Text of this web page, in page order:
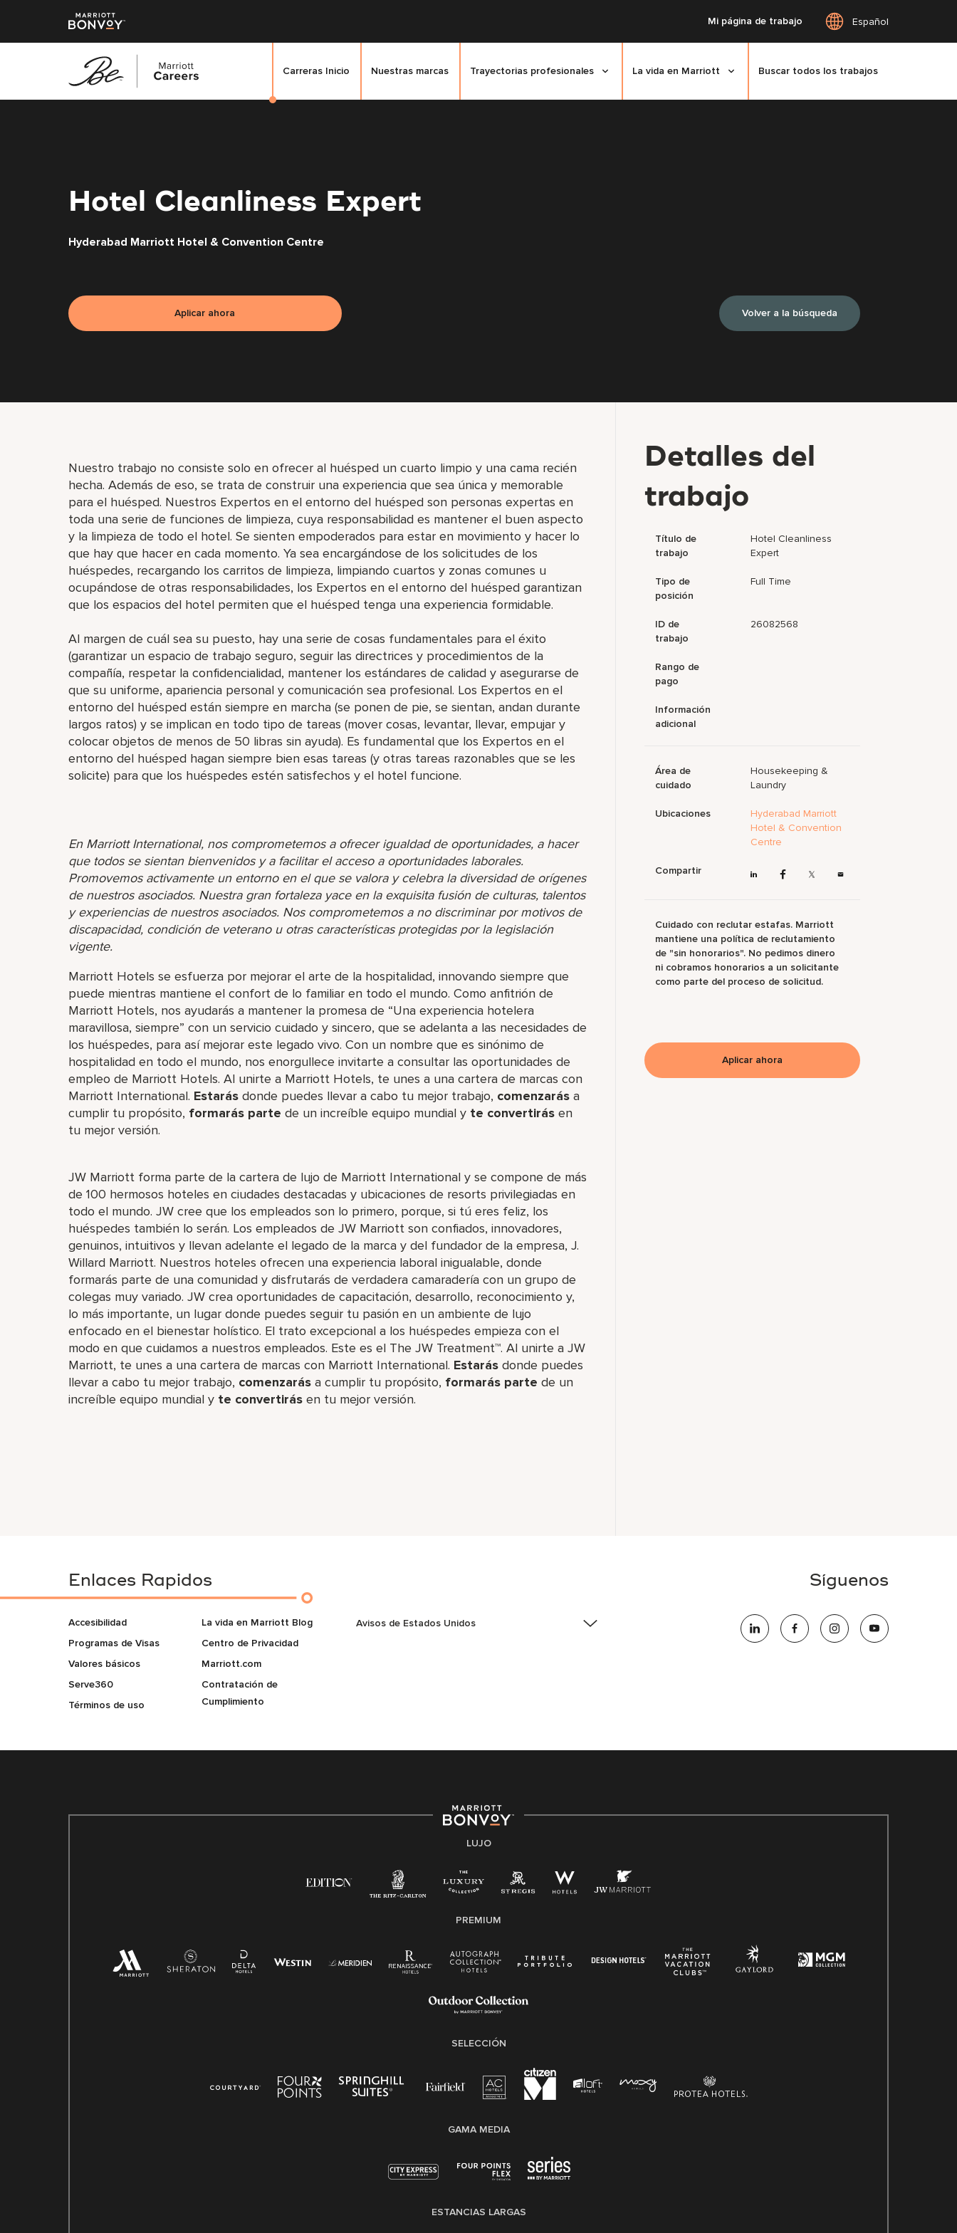
Mi página de trabajo Español
Carreras Inicio Nuestras marcas Trayectorias profesionales La vida en Marriott Buscar todos los trabajos
Hotel Cleanliness Expert
Hyderabad Marriott Hotel & Convention Centre
Aplicar ahora Volver a la búsqueda
Nuestro trabajo no consiste solo en ofrecer al huésped un cuarto limpio y una cama recién
hecha. Además de eso, se trata de construir una experiencia que sea única y memorable
para el huésped. Nuestros Expertos en el entorno del huésped son personas expertas en
toda una serie de funciones de limpieza, cuya responsabilidad es mantener el buen aspecto
y la limpieza de todo el hotel. Se sienten empoderados para estar en movimiento y hacer lo
que hay que hacer en cada momento. Ya sea encargándose de los solicitudes de los
huéspedes, recargando los carritos de limpieza, limpiando cuartos y zonas comunes u
ocupándose de otras responsabilidades, los Expertos en el entorno del huésped garantizan
que los espacios del hotel permiten que el huésped tenga una experiencia formidable.
Al margen de cuál sea su puesto, hay una serie de cosas fundamentales para el éxito
(garantizar un espacio de trabajo seguro, seguir las directrices y procedimientos de la
compañía, respetar la confidencialidad, mantener los estándares de calidad y asegurarse de
que su uniforme, apariencia personal y comunicación sea profesional. Los Expertos en el
entorno del huésped están siempre en marcha (se ponen de pie, se sientan, andan durante
largos ratos) y se implican en todo tipo de tareas (mover cosas, levantar, llevar, empujar y
colocar objetos de menos de 50 libras sin ayuda). Es fundamental que los Expertos en el
entorno del huésped hagan siempre bien esas tareas (y otras tareas razonables que se les
solicite) para que los huéspedes estén satisfechos y el hotel funcione.
En Marriott International, nos comprometemos a ofrecer igualdad de oportunidades, a hacer
que todos se sientan bienvenidos y a facilitar el acceso a oportunidades laborales.
Promovemos activamente un entorno en el que se valora y celebra la diversidad de orígenes
de nuestros asociados. Nuestra gran fortaleza yace en la exquisita fusión de culturas, talentos
y experiencias de nuestros asociados. Nos comprometemos a no discriminar por motivos de
discapacidad, condición de veterano u otras características protegidas por la legislación
vigente.
Marriott Hotels se esfuerza por mejorar el arte de la hospitalidad, innovando siempre que
puede mientras mantiene el confort de lo familiar en todo el mundo. Como anfitrión de
Marriott Hotels, nos ayudarás a mantener la promesa de “Una experiencia hotelera
maravillosa, siempre” con un servicio cuidado y sincero, que se adelanta a las necesidades de
los huéspedes, para así mejorar este legado vivo. Con un nombre que es sinónimo de
hospitalidad en todo el mundo, nos enorgullece invitarte a consultar las oportunidades de
empleo de Marriott Hotels. Al unirte a Marriott Hotels, te unes a una cartera de marcas con
Marriott International. Estarás donde puedes llevar a cabo tu mejor trabajo,​ comenzarás a
cumplir tu propósito, formarás parte de un increíble​ equipo mundial y te convertirás en
tu mejor versión.
JW Marriott forma parte de la cartera de lujo de Marriott International y se compone de más
de 100 hermosos hoteles en ciudades destacadas y ubicaciones de resorts privilegiadas en
todo el mundo. JW cree que los empleados son lo primero, porque, si tú eres feliz, los
huéspedes también lo serán. Los empleados de JW Marriott son confiados, innovadores,
genuinos, intuitivos y llevan adelante el legado de la marca y del fundador de la empresa, J.
Willard Marriott. Nuestros hoteles ofrecen una experiencia laboral inigualable, donde
formarás parte de una comunidad y disfrutarás de verdadera camaradería con un grupo de
colegas muy variado. JW crea oportunidades de capacitación, desarrollo, reconocimiento y,
lo más importante, un lugar donde puedes seguir tu pasión en un ambiente de lujo
enfocado en el bienestar holístico. El trato excepcional a los huéspedes empieza con el
modo en que cuidamos a nuestros empleados. Este es el The JW Treatment™. Al unirte a JW
Marriott, te unes a una cartera de marcas con Marriott International. Estarás donde puedes
llevar a cabo tu mejor trabajo,​ comenzarás a cumplir tu propósito, formarás parte de un
increíble​ equipo mundial y te convertirás en tu mejor versión.
Detalles del
trabajo
Título de
trabajo
Hotel Cleanliness
Expert
Tipo de
posición
Full Time
ID de
trabajo
26082568
Rango de
pago
Información
adicional
Área de
cuidado
Housekeeping &
Laundry
Ubicaciones
Hyderabad Marriott
Hotel & Convention
Centre
Compartir
Cuidado con reclutar estafas. Marriott
mantiene una política de reclutamiento
de "sin honorarios". No pedimos dinero
ni cobramos honorarios a un solicitante
como parte del proceso de solicitud.
Aplicar ahora
Enlaces Rapidos
Accesibilidad
Programas de Visas
Valores básicos
Serve360
Términos de uso
La vida en Marriott Blog
Centro de Privacidad
Marriott.com
Contratación de
Cumplimiento
Avisos de Estados Unidos
motivos de discapacidad, condición de veterano o
cualquier otra base protegida por leyes federales,
E-Verify Inglés/Español
Derecho a trabajar inglés/español
(EPPA)
Ley de licencia familiar y médica (FMLA)
Síguenos
LUJO
PREMIUM
SELECCIÓN
GAMA MEDIA
ESTANCIAS LARGAS